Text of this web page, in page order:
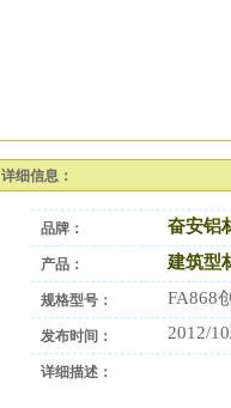
详细信息：
品牌： 奋安铝
产品： 建筑型
规格型号： FA868
发布时间： 2012/
详细描述：